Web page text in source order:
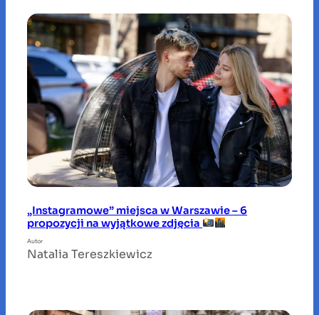
„Instagramowe” miejsca w Warszawie – 6
propozycji na wyjątkowe zdjęcia
Autor
Natalia Tereszkiewicz